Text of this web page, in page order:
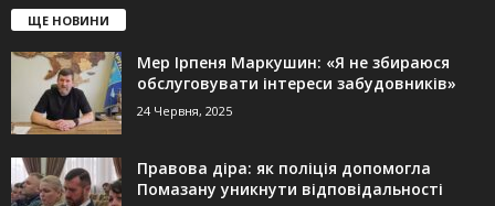
ЩЕ НОВИНИ
Мер Ірпеня Маркушин: «Я не збираюся
обслуговувати інтереси забудовників»
24 Червня, 2025
Правова діра: як поліція допомогла
Помазану уникнути відповідальності